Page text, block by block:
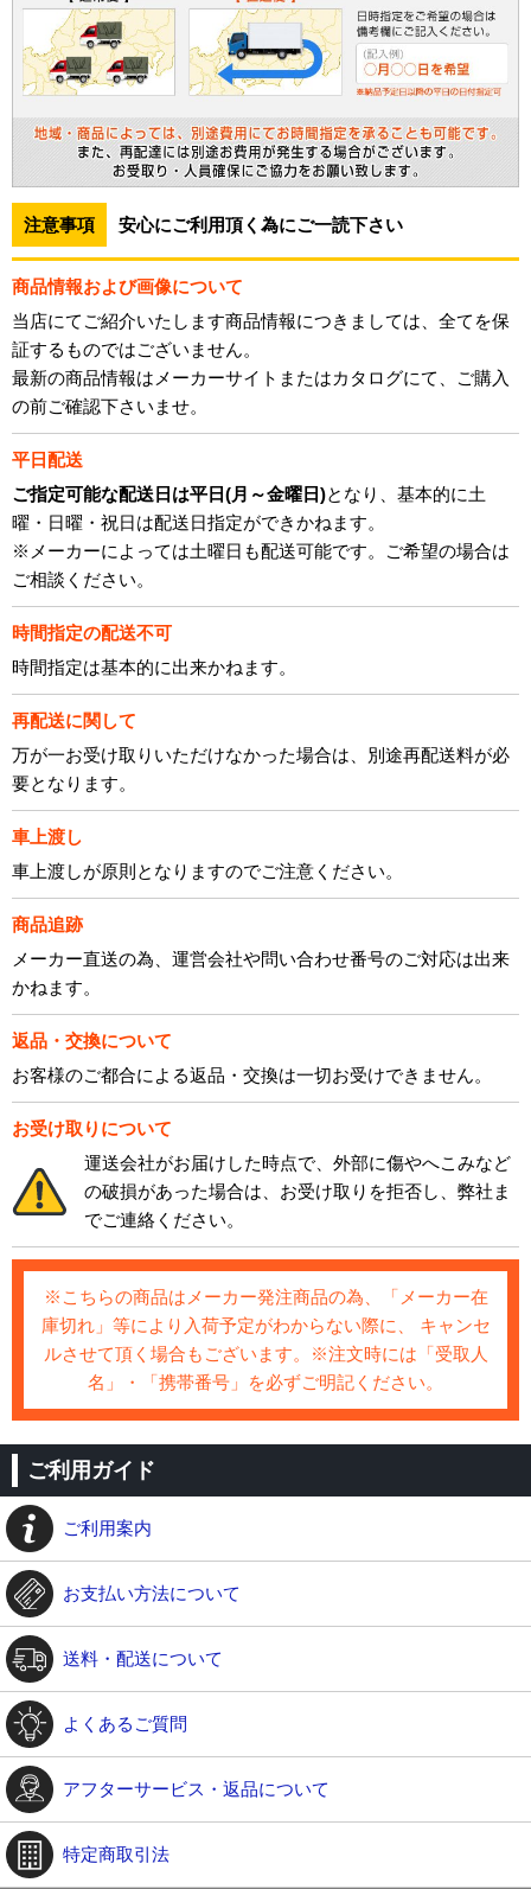
注意事項 安心にご利用頂く為にご一読下さい
商品情報および画像について
当店にてご紹介いたします商品情報につきましては、全てを保
証するものではございません。
最新の商品情報はメーカーサイトまたはカタログにて、ご購入
の前ご確認下さいませ。
平日配送
ご指定可能な配送日は平日(月～金曜日)となり、基本的に土
曜・日曜・祝日は配送日指定ができかねます。
※メーカーによっては土曜日も配送可能です。ご希望の場合は
ご相談ください。
時間指定の配送不可
時間指定は基本的に出来かねます。
再配送に関して
万が一お受け取りいただけなかった場合は、別途再配送料が必
要となります。
車上渡し
車上渡しが原則となりますのでご注意ください。
商品追跡
メーカー直送の為、運営会社や問い合わせ番号のご対応は出来
かねます。
返品・交換について
お客様のご都合による返品・交換は一切お受けできません。
お受け取りについて
運送会社がお届けした時点で、外部に傷やへこみなど
の破損があった場合は、お受け取りを拒否し、弊社ま
でご連絡ください。
※こちらの商品はメーカー発注商品の為、「メーカー在
庫切れ」等により入荷予定がわからない際に、 キャンセ
ルさせて頂く場合もございます。※注文時には「受取人
名」・「携帯番号」を必ずご明記ください。
ご利用ガイド
ご利用案内
お支払い方法について
送料・配送について
よくあるご質問
アフターサービス・返品について
特定商取引法